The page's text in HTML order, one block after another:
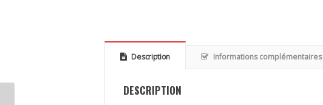
Description Informations complémentaires
DESCRIPTION